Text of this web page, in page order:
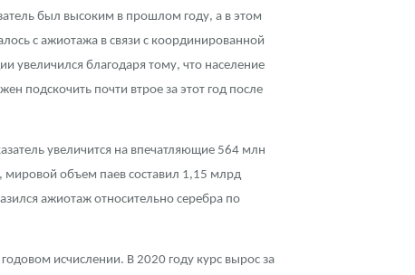
был высоким в прошлом году, а в этом
с ажиотажа в связи с координированной
увеличился благодаря тому, что население
подскочить почти втрое за этот год после
увеличится на впечатляющие 564 млн
мировой объем паев составил 1,15 млрд
ажиотаж относительно серебра по
исчислении. В 2020 году курс вырос за